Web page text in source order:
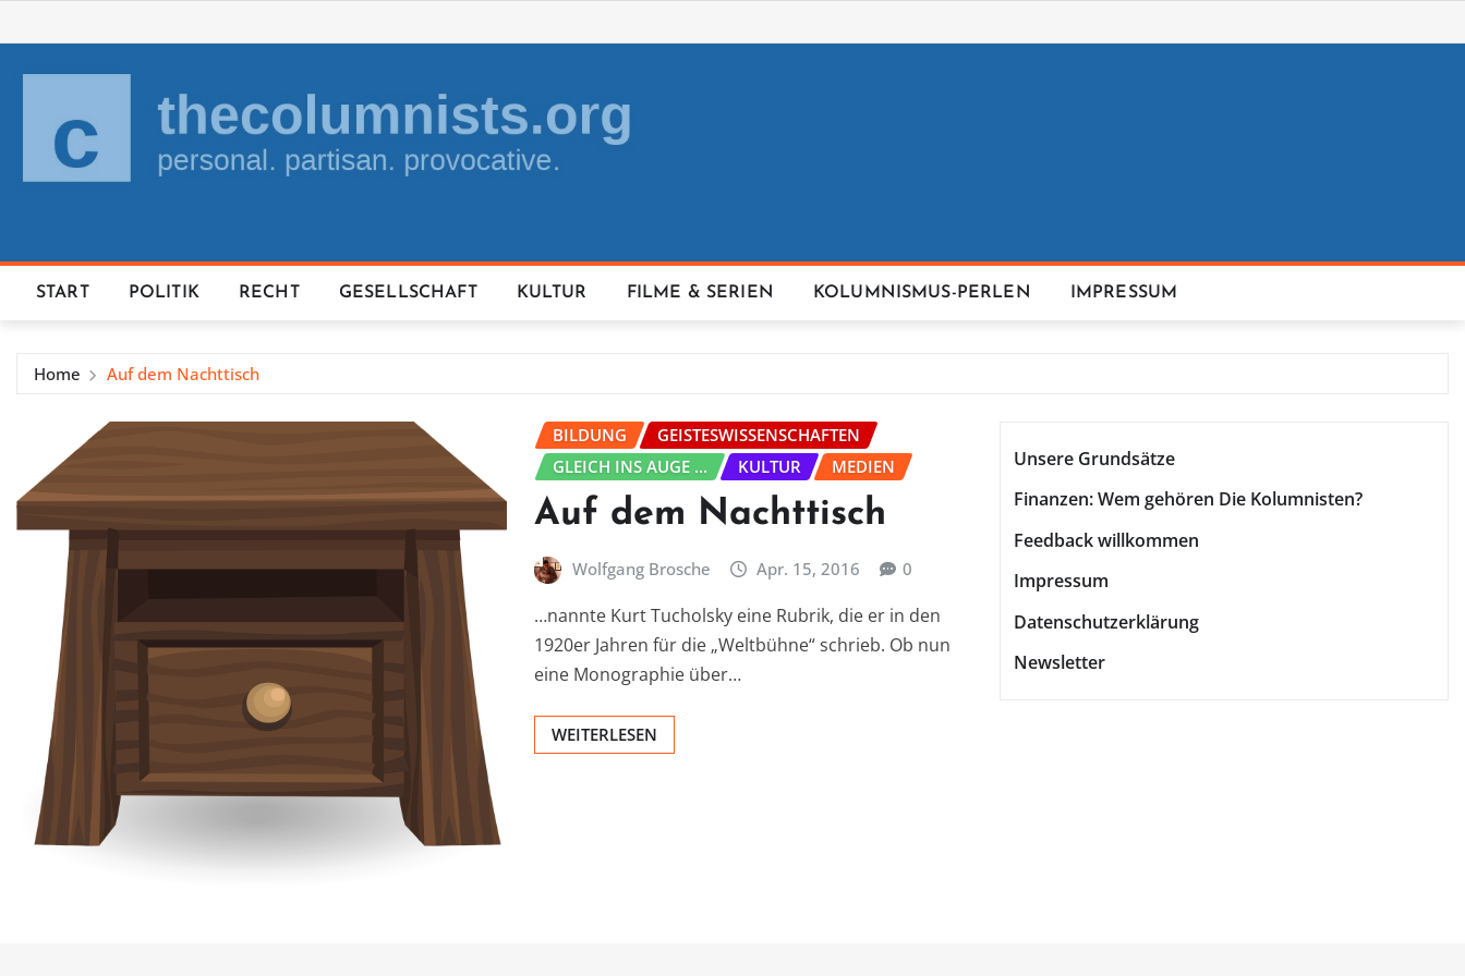
to
content
START POLITIK RECHT GESELLSCHAFT KULTUR FILME & SERIEN KOLUMNISMUS-PERLEN IMPRESSUM
Home Auf dem Nachttisch
BILDUNG
GEISTESWISSENSCHAFTEN
GLEICH INS AUGE ...
KULTUR MEDIEN
Auf dem Nachttisch
Wolfgang Brosche Apr. 15, 2016 0
…nannte Kurt Tucholsky eine Rubrik, die er in den
1920er Jahren für die „Weltbühne“ schrieb. Ob nun
eine Monographie über…
WEITERLESEN
Unsere Grundsätze
Finanzen: Wem gehören Die Kolumnisten?
Feedback willkommen
Impressum
Datenschutzerklärung
Newsletter